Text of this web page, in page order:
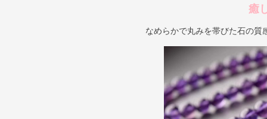
癒
なめらかで丸みを帯びた石の質